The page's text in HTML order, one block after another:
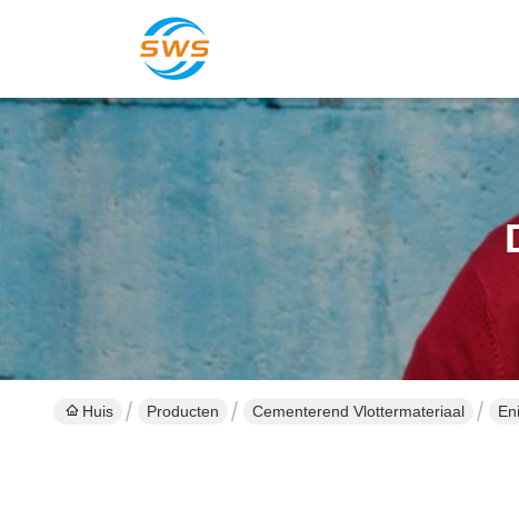
Huis Producten Cementerend Vlottermateriaal